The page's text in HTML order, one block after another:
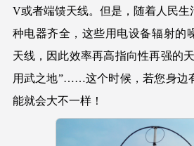
V或者端馈天线。但是，随着人民生
种电器齐全，这些用电设备辐射的
天线，因此效率再高指向性再强的
用武之地”……这个时候，若您身边
能就会大不一样！